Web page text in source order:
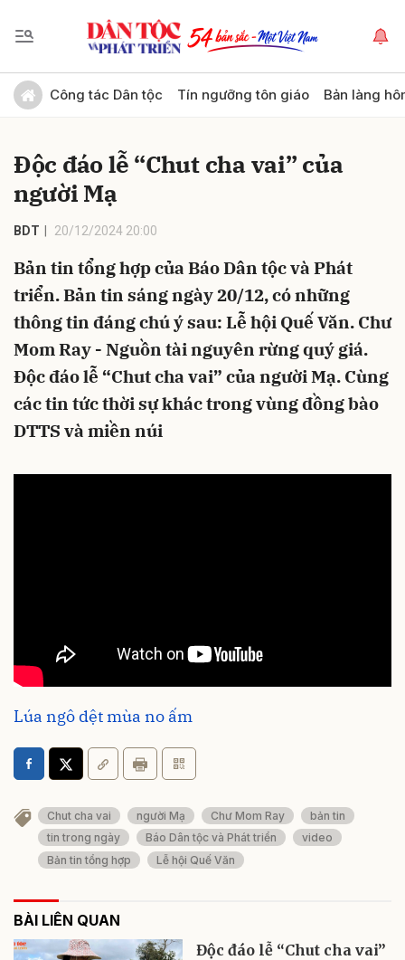
Công tác Dân tộc Tín ngưỡng tôn giáo Bản làng
Độc đáo lễ “Chut cha vai” của
người Mạ
BDT 20/12/2024 20:00
Bản tin tổng hợp của Báo Dân tộc và Phát
triển. Bản tin sáng ngày 20/12, có những
thông tin đáng chú ý sau: Lễ hội Quế Văn. Chư
Mom Ray - Nguồn tài nguyên rừng quý giá.
Độc đáo lễ “Chut cha vai” của người Mạ. Cùng
các tin tức thời sự khác trong vùng đồng bào
DTTS và miền núi
Lúa ngô dệt mùa no ấm
Chut cha vai người Mạ Chư Mom Ray
bản tin
tin trong ngày
Báo Dân tộc và Phát triển
video
Bản tin tổng hợp
Lễ hội Quế Văn
BÀI LIÊN QUAN
Độc đáo lễ “Chut cha vai”
Gửi bình luận
Hủy Gửi